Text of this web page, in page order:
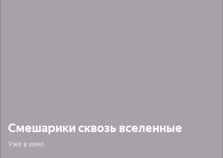
Смешарики сквозь вселенные
Уже в кино